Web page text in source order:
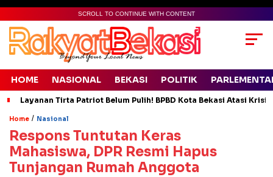
SCROLL TO CONTINUE WITH CONTENT
HOME NASIONAL BEKASI POLITIK
Layanan Tirta Patriot Belum Pulih! BPBD Kota Bekasi Atasi
Home / Nasional
Respons Tuntutan Keras
Mahasiswa, DPR Resmi Hapus
Tunjangan Rumah Anggota